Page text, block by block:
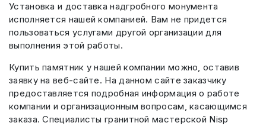
Установка и доставка надгробного монумента
исполняется нашей компанией. Вам не придется
пользоваться услугами другой организации для
выполнения этой работы.
Купить памятник у нашей компании можно, оставив
заявку на веб-сайте. На данном сайте заказчику
предоставляется подробная информация о работе
компании и организационным вопросам, касающимся
заказа. Специалисты гранитной мастерской Nisp